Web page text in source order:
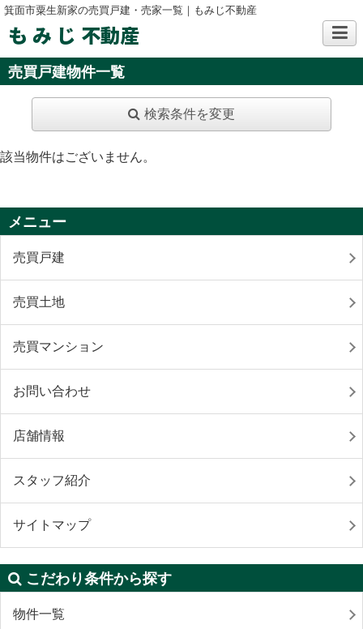
箕面市粟生新家の売買戸建・売家一覧｜もみじ不動産
も み じ 不動産
売買戸建物件一覧
検索条件を変更
該当物件はございません。
メニュー
売買戸建
売買土地
売買マンション
お問い合わせ
店舗情報
スタッフ紹介
サイトマップ
こだわり条件から探す
物件一覧